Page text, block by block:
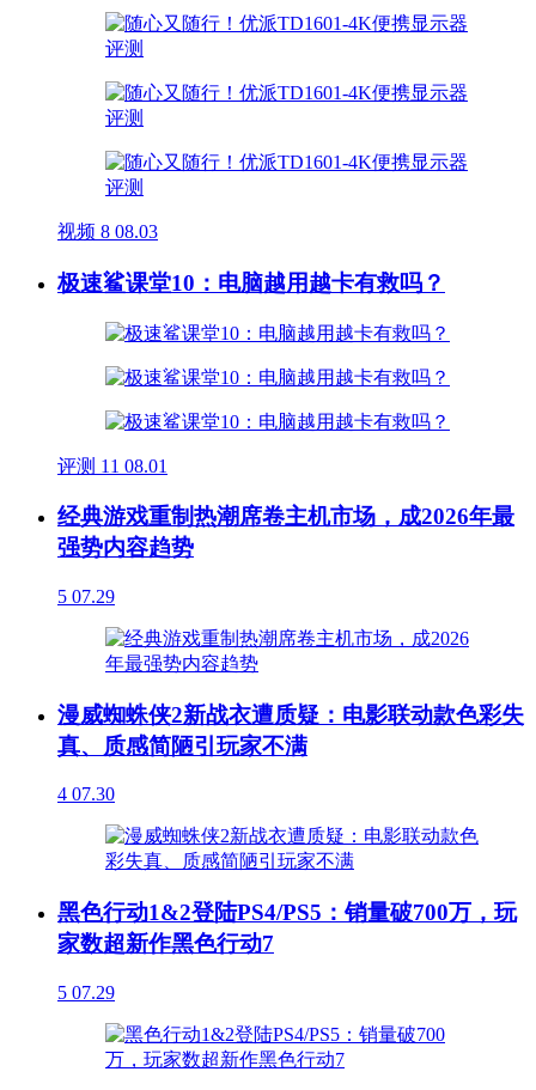
视频 8 08.03
极速鲨课堂10：电脑越用越卡有救吗？
评测 11 08.01
经典游戏重制热潮席卷主机市场，成2026年最
强势内容趋势
5 07.29
漫威蜘蛛侠2新战衣遭质疑：电影联动款色彩失
真、质感简陋引玩家不满
4 07.30
黑色行动1&2登陆PS4/PS5：销量破700万，玩
家数超新作黑色行动7
5 07.29